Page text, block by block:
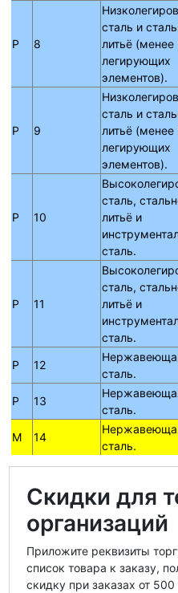
P 8
сталь и
литьё (менее
легирующих
элементов).
P 9
сталь и
литьё (менее
легирующих
элементов).
P 10
сталь,
литьё и
сталь.
P 11
сталь,
литьё и
сталь.
P 12
сталь.
P 13
сталь.
M 14
сталь.
Скидки для
организаций
Приложите реквизиты
список товара к заказу,
скидку при заказах от